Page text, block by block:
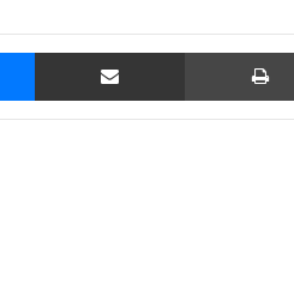
Messenger Share via Email